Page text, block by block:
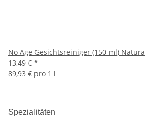
No Age Gesichtsreiniger (150 ml)
13,49 € *
89,93 € pro 1 l
Spezialitäten